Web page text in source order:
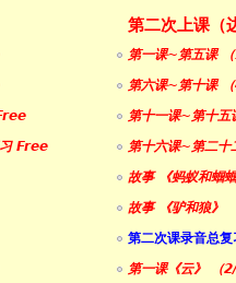
Free
第二次上课（
第一课~第五课
第六课~第十课
第十一课~第十
第十六课~第二
故事 《蚂蚁和蝈
故事 《驴和狼》
第二次课录音总
第一课《云》 （